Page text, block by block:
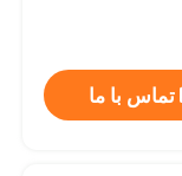
تماس با ما